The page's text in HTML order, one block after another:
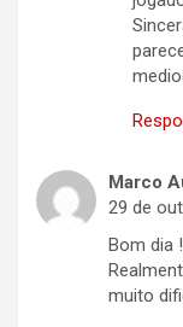
Marco
29 de
Bom dia !
muito